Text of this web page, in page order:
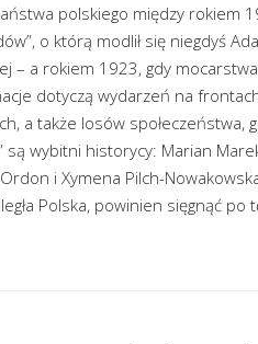
polskiego między rokiem
o którą modlił się niegdyś
– a rokiem 1923, gdy
dotyczą wydarzeń na
a także losów
są wybitni historycy: Marian
i Xymena Pilch-
Polska, powinien sięgnąć po